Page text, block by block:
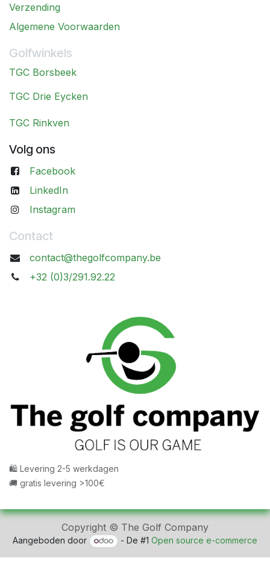
Verzending
Algemene Voorwaarden
Golfwinkels
TGC Borsbeek
TGC Drie Eycken
TGC Rinkven
Volg ons
Facebook
LinkedIn
Instagram
Contact
contact@thegolfcompany.be
+32 (0)3/291.92.22
🛍 Levering 2-5 werkdagen
🚚 gratis levering >100€
Copyright © The Golf Company
Aangeboden door - De #1Open source e-commerce